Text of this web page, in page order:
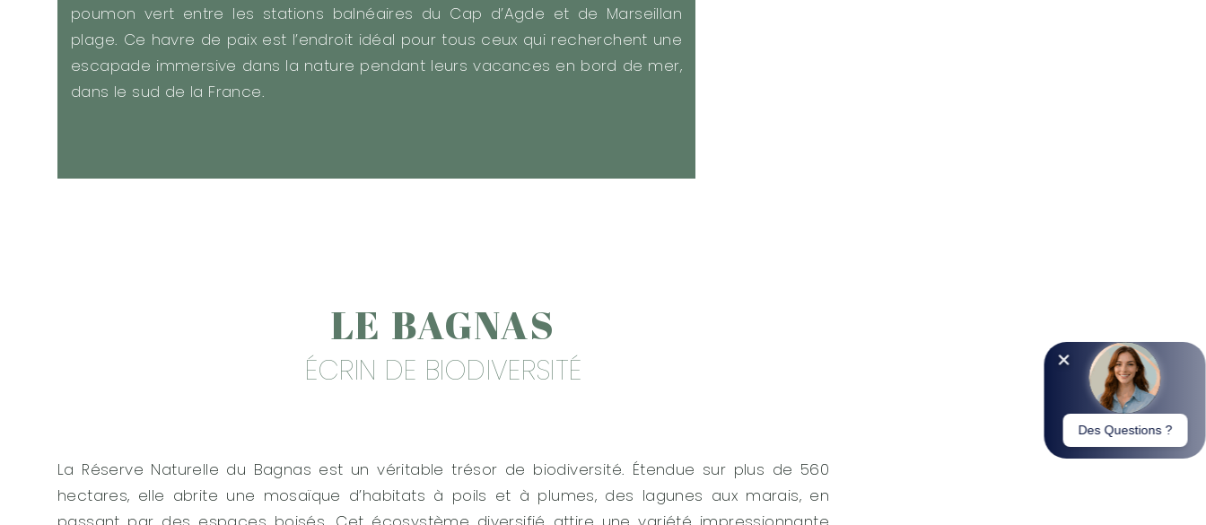
poumon vert entre les stations balnéaires du Cap d’Agde et de Marseillan
plage. Ce havre de paix est l’endroit idéal pour tous ceux qui recherchent une
escapade immersive dans la nature pendant leurs vacances en bord de mer,
dans le sud de la France.
LE BAGNAS
ÉCRIN DE BIODIVERSITÉ
La Réserve Naturelle du Bagnas est un véritable trésor de biodiversité. Étendue sur plus de 560
hectares, elle abrite une mosaïque d’habitats à poils et à plumes, des lagunes aux marais, en